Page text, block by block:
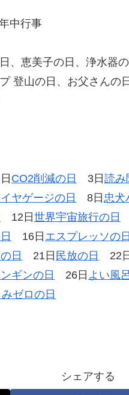
中行事
、恵美子の日、浄水器
登山の日、お父さんの
CO2削減の日 3日 読み
ヤゲージの日 8日 忠犬
12日 世界宇宙旅行の日
16日 エスプレッソの日
日 21日 民放の日 22
ギンの日 26日 よい風
みゼロの日
シェアする